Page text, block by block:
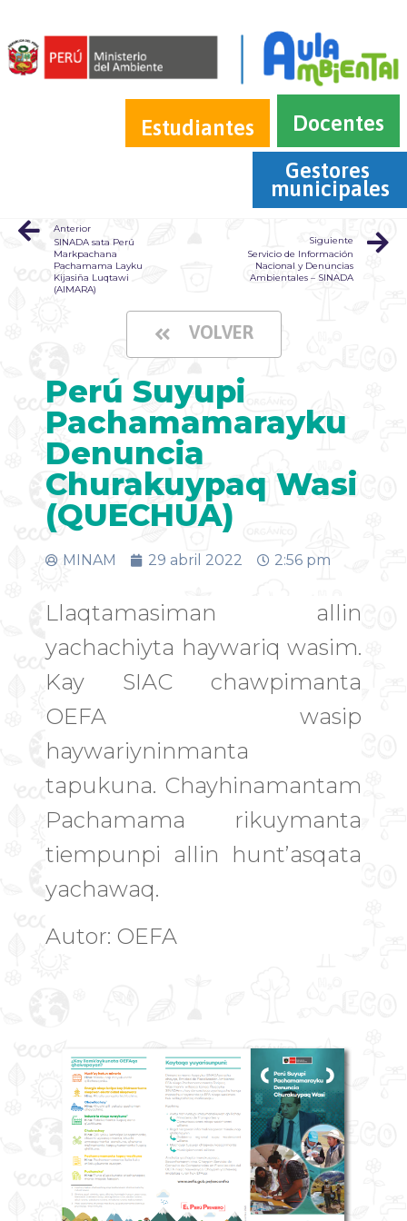
Estudiantes
Docentes
Gestores
municipales
Anterior
SINADA sata Perú
Markpachana
Pachamama Layku
Kijasiña Luqtawi
(AIMARA)
Siguiente
Servicio de Información
Nacional y Denuncias
Ambientales – SINADA
VOLVER
Perú Suyupi
Pachamamarayku
Denuncia
Churakuypaq Wasi
(QUECHUA)
MINAM 29 abril 2022 2:56 pm
Llaqtamasiman allin
yachachiyta haywariq wasim.
Kay SIAC chawpimanta
OEFA wasip
haywariyninmanta
tapukuna. Chayhinamantam
Pachamama rikuymanta
tiempunpi allin hunt’asqata
yachawaq.
Autor: OEFA